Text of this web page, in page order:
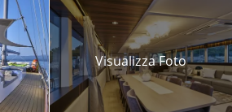
VisualizzaFoto